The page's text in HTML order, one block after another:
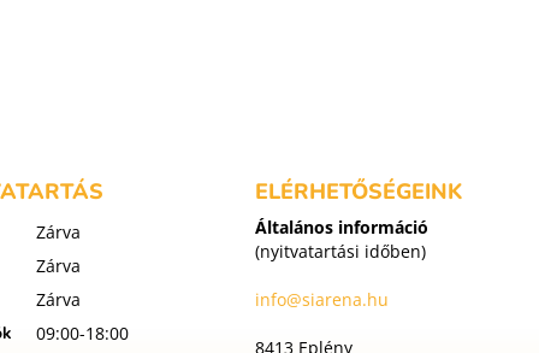
Zárva
Zárva
Zárva
09:00-18:00
ELÉRHETŐSÉGEINK
Általános információ
(nyitvatartási időben)
info@siarena.hu
8413 Eplény